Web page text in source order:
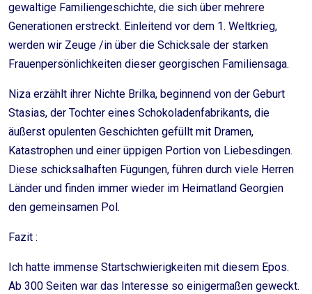
gewaltige Familiengeschichte, die sich über mehrere
Generationen erstreckt. Einleitend vor dem 1. Weltkrieg,
werden wir Zeuge /in über die Schicksale der starken
Frauenpersönlichkeiten dieser georgischen Familiensaga.
Niza erzählt ihrer Nichte Brilka, beginnend von der Geburt
Stasias, der Tochter eines Schokoladenfabrikants, die
äußerst opulenten Geschichten gefüllt mit Dramen,
Katastrophen und einer üppigen Portion von Liebesdingen.
Diese schicksalhaften Fügungen, führen durch viele Herren
Länder und finden immer wieder im Heimatland Georgien
den gemeinsamen Pol.
Fazit :
Ich hatte immense Startschwierigkeiten mit diesem Epos.
Ab 300 Seiten war das Interesse so einigermaßen geweckt.